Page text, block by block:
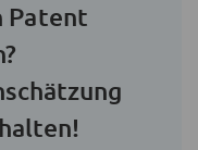
Patent